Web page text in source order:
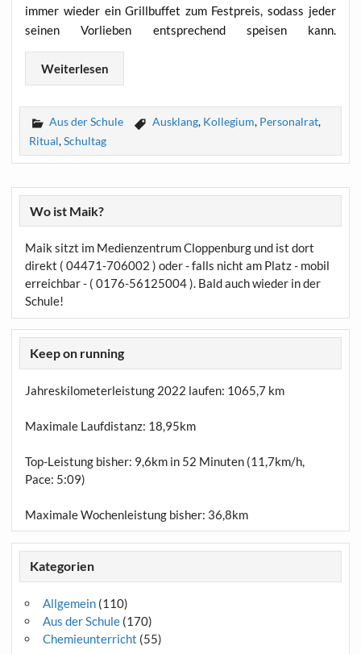
immer wie­der ein Grill­buf­fet zum Fest­preis, sodass jeder
sei­nen Vor­lie­ben ent­spre­chend spei­sen kann.
Wei­ter­le­sen
Aus der Schule Ausklang, Kollegium, Personalrat,
Ritual,Schultag
Wo ist Maik?
Maik sitzt im Medienzentrum Cloppenburg und ist dort
direkt ( 04471-706002 ) oder - falls nicht am Platz - mobil
erreichbar - ( 0176-56125004 ). Bald auch wieder in der
Schule!
Keep on running
Jahreskilometerleistung 2022 laufen: 1065,7 km
Maximale Laufdistanz: 18,95km
Top-Leistung bisher: 9,6km in 52 Minuten (11,7km/h,
Pace: 5:09)
Maximale Wochenleistung bisher: 36,8km
Kategorien
Allgemein(110)
Aus der Schule(170)
Chemieunterricht (55)